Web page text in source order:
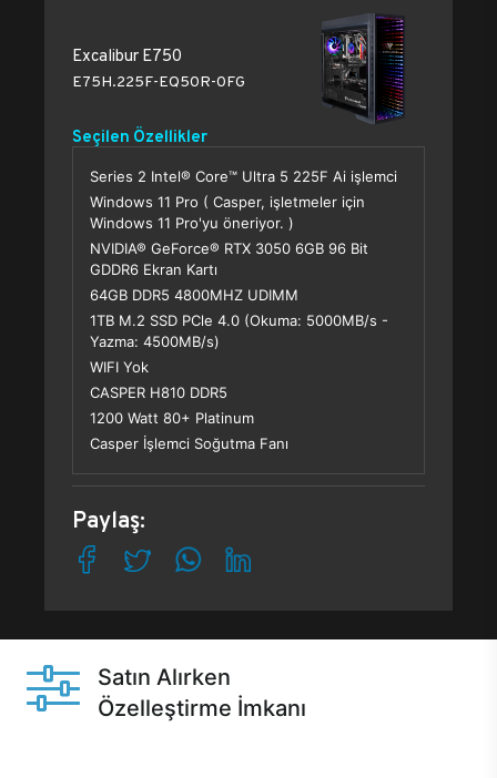
Excalibur E750
E75H.225F-EQ50R-0FG
Seçilen Özellikler
Series 2 Intel® Core™ Ultra 5 225F Ai işlemci
Windows 11 Pro ( Casper, işletmeler için
Windows 11 Pro'yu öneriyor. )
NVIDIA® GeForce® RTX 3050 6GB 96 Bit
GDDR6 Ekran Kartı
64GB DDR5 4800MHZ UDIMM
1TB M.2 SSD PCle 4.0 (Okuma: 5000MB/s -
Yazma: 4500MB/s)
WIFI Yok
CASPER H810 DDR5
1200 Watt 80+ Platinum
Casper İşlemci Soğutma Fanı
Paylaş:
Satın Alırken
Özelleştirme İmkanı